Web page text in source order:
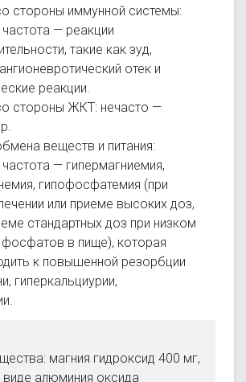
стороны иммунной системы:
частота — реакции
такие как зуд,
отек и
реакции.
стороны ЖКТ: нечасто —
веществ и питания:
частота — гипермагниемия,
гипофосфатемия (при
или приеме высоких доз,
стандартных доз при низком
в пище), которая
к повышенной резорбции
гиперкальциурии,
магния гидроксид 400 мг,
виде алюминия оксида